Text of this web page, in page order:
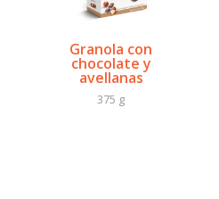
Granola con
chocolate y
avellanas
375 g